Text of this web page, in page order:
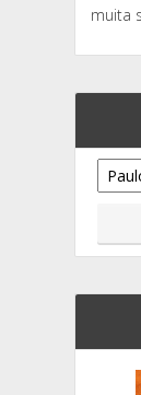
muita